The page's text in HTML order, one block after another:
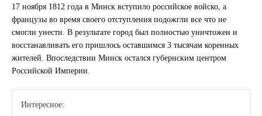
17 ноября 1812 года в Минск вступило российское войско, а
французы во время своего отступления подожгли все что не
смогли унести. В результате город был полностью уничтожен и
восстанавливать его пришлось оставшимся 3 тысячам коренных
жителей. Впоследствии Минск остался губернским центром
Российской Империи.
Интересное: